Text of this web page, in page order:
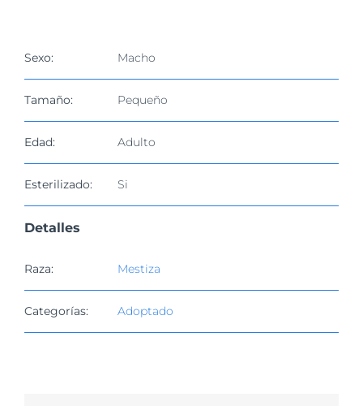
imagen
Sexo: Macho
Tamaño: Pequeño
Edad: Adulto
Esterilizado: Si
Detalles
Raza: Mestiza
Categorías: Adoptado